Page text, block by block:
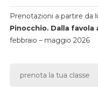
Prenotazioni a partire da
Pinocchio. Dalla favola
febbraio – maggio 2026
prenota la tua classe